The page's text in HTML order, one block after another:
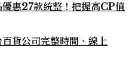
惠27款統整！把握高CP值
貨公司完整時間、線上